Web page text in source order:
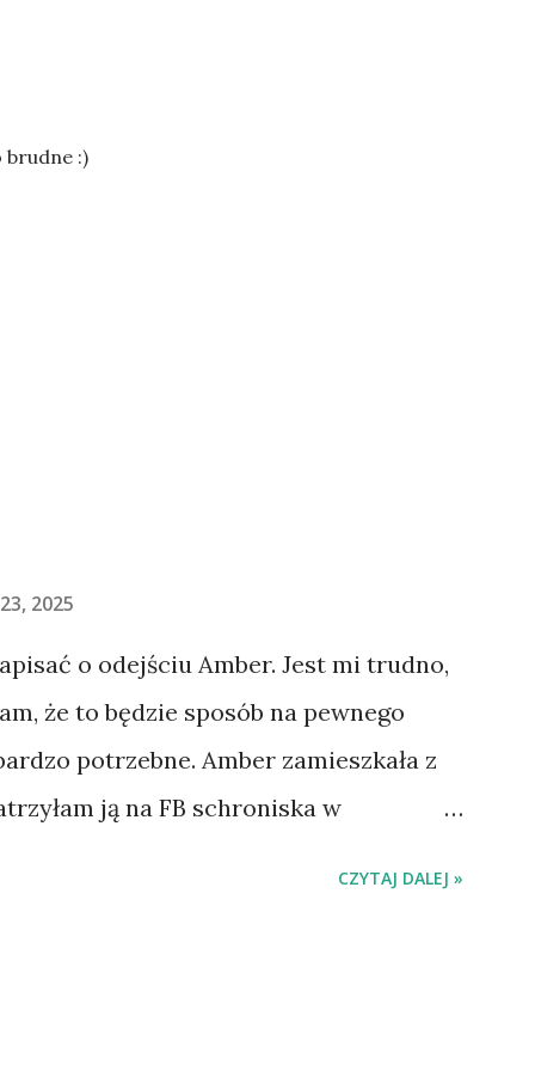
brudne :)
2025
o odejściu Amber. Jest mi trudno,
że to będzie sposób na pewnego
potrzebne. Amber zamieszkała z
ją na FB schroniska w
już nieco okrzepliśmy w
CZYTAJ DALEJ »